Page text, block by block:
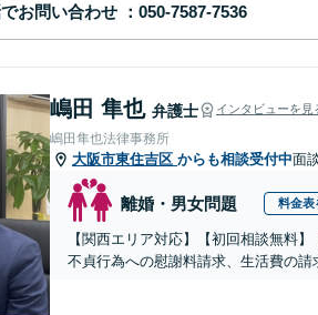
お問い合わせ
嶋田 隼也 弁護士 インタビューを見
嶋田隼也法律事務所
大阪市東住吉区 からも相談受付中面
離婚・男女問題 料金表
【関西エリア対応】【初回相談無料
不貞行為への慰謝料請求、生活費の請